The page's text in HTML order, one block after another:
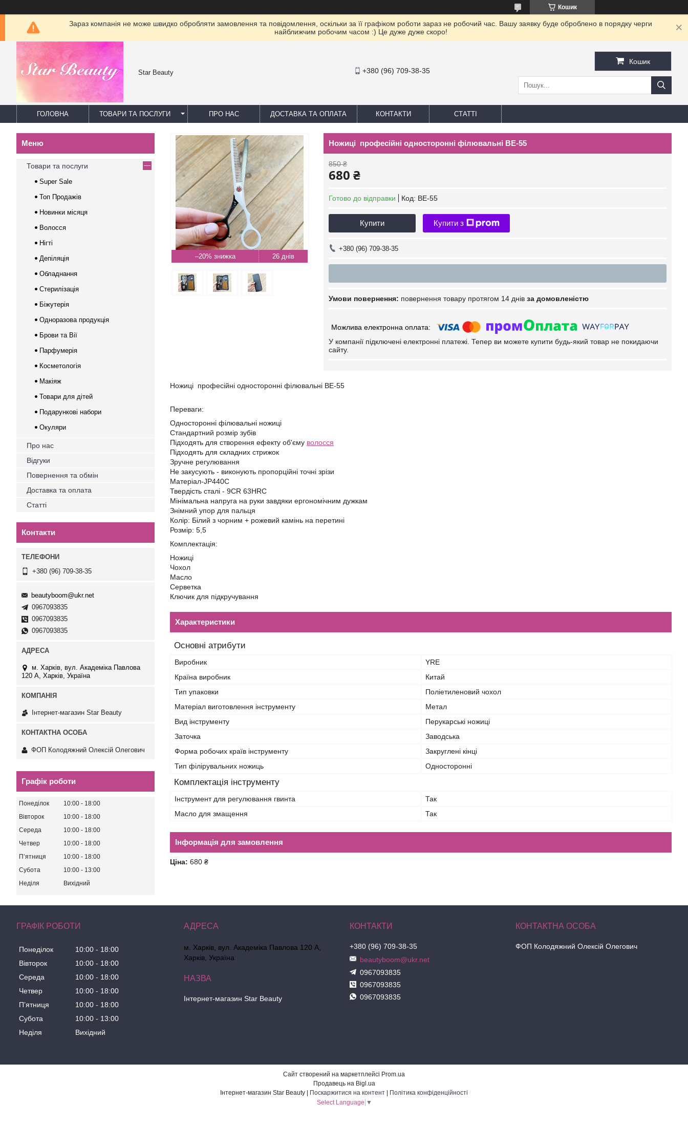
Кошик
Зараз компанія не може швидко обробляти замовлення та повідомлення, оскільки за її графіком роботи зараз не робочий час. Вашу заявку буде оброблено в порядку черги
найближчим робочим часом :) Це дуже дуже скоро!
Star Beauty +380 (96) 709-38-35
Кошик
ГОЛОВНА ТОВАРИ ТА ПОСЛУГИ ПРО НАС ДОСТАВКА ТА ОПЛАТА КОНТАКТИ СТАТТІ
–20% 26 днів
Ножиці професійні односторонні філювальні BE-55
850 ₴
680 ₴
Готово до відправки Код: BE-55
Купити Купити з
+380 (96) 709-38-35
повернення товару протягом 14 днів за домовленістю
У компанії підключені електронні платежі. Тепер ви можете купити будь-який товар не покидаючи
сайту.
Ножиці професійні односторонні філювальні BE-55
Переваги:
Односторонні філювальні ножиці
Стандартний розмір зубів
Підходять для створення ефекту об'єму волосся
Підходять для складних стрижок
Зручне регулювання
Не закусують - виконують пропорційні точні зрізи
Матеріал-JP440С
Твердість сталі - 9CR 63HRC
Мінімальна напруга на руки завдяки ергономічним дужкам
Знімний упор для пальця
Колір: Білий з чорним + рожевий камінь на перетині
Розмір: 5,5
Комплектація:
Ножиці
Чохол
Масло
Серветка
Ключик для підкручування
Характеристики
Основні атрибути
Виробник
YRE
Країна виробник
Китай
Тип упаковки
Поліетиленовий чохол
Матеріал виготовлення інструменту
Метал
Вид інструменту
Перукарські ножиці
Заточка
Заводська
Форма робочих країв інструменту
Закруглені кінці
Тип філірувальних ножиць
Односторонні
Комплектація інструменту
Інструмент для регулювання гвинта
Так
Масло для змащення
Так
Інформація для замовлення
Ціна: 680 ₴
Товари та послуги
Super Sale
Топ Продажів
Новинки місяця
Волосся
Нігті
Депіляція
Обладнання
Стерилізація
Біжутерія
Одноразова продукція
Брови та Вії
Парфумерія
Косметологія
Макіяж
Товари для дітей
Подарункові набори
Окуляри
Про нас
Відгуки
Повернення та обмін
Доставка та оплата
Статті
Контакти
+380 (96) 709-38-35
beautyboom@ukr.net
0967093835
0967093835
0967093835
м. Харків, вул. Академіка Павлова
120 А, Харків, Україна
Інтернет-магазин Star Beauty
ФОП Колодяжний Олексій Олегович
Графік роботи
Понеділок 10:00
18:00
Вівторок
10:00
18:00
Середа
10:00
18:00
Четвер
10:00
18:00
Пʼятниця
10:00
18:00
Субота
10:00
13:00
Неділя
Вихідний
ГРАФІК РОБОТИ
Понеділок 10:00
18:00
Вівторок
10:00
18:00
Середа
10:00
18:00
Четвер
10:00
18:00
Пʼятниця
10:00
18:00
Субота
10:00
13:00
Неділя
Вихідний
м. Харків, вул. Академіка Павлова 120 А,
Харків, Україна
Інтернет-магазин Star Beauty
+380 (96) 709-38-35
beautyboom@ukr.net
0967093835
0967093835
0967093835
ФОП Колодяжний Олексій Олегович
Сайт створений на маркетплейсі Prom.ua
Продавець на Bigl.ua
Інтернет-магазин Star Beauty | Поскаржитися на контент | Політика конфіденційності
Select Language ▼